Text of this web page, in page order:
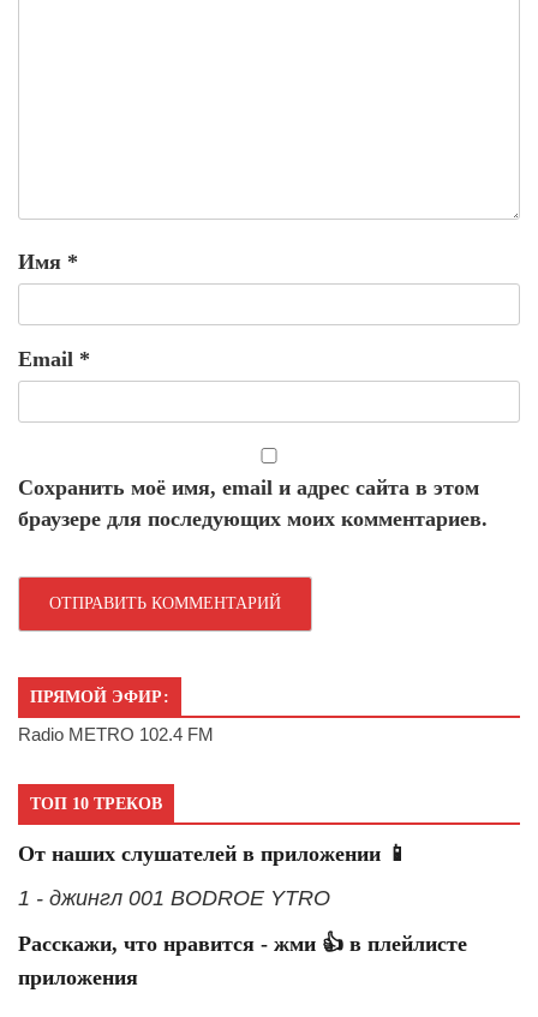
Имя *
Email *
Сохранить моё имя, email и адрес сайта в этом
браузере для последующих моих комментариев.
ПРЯМОЙ ЭФИР:
Radio METRO 102.4 FM
ТОП 10 ТРЕКОВ
От наших слушателей в приложении 📱
1 - джингл 001 BODROE YTRO
Расскажи, что нравится - жми 👍 в плейлисте
приложения